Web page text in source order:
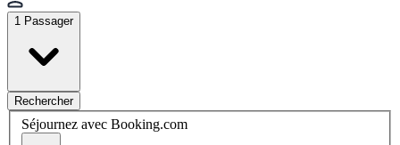
1 Passager
Rechercher
Séjournez avec Booking.com